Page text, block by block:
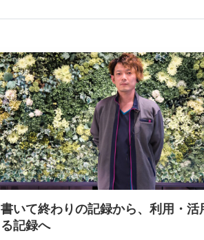
書いて終わりの記録から、利用・活
る記録へ